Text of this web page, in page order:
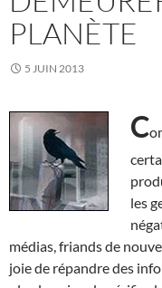
PLANÈTE
5 JUIN 2013
C
les
médias, friands de
joie de répandre des